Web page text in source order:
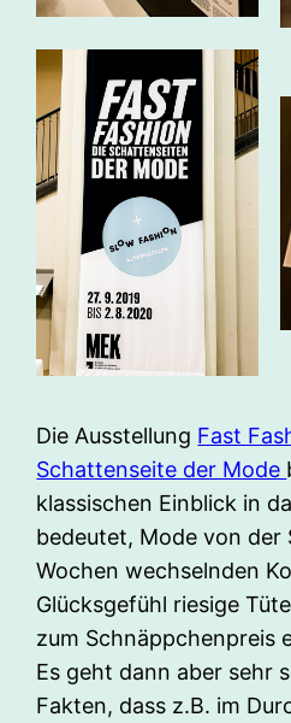
Die Ausstellung Fast
Schattenseite der Mode
klassischen Einblick in
bedeutet, Mode von der
Wochen wechselnden
Glücksgefühl riesige
zum Schnäppchenpreis
Es geht dann aber sehr
Fakten, dass z.B. im